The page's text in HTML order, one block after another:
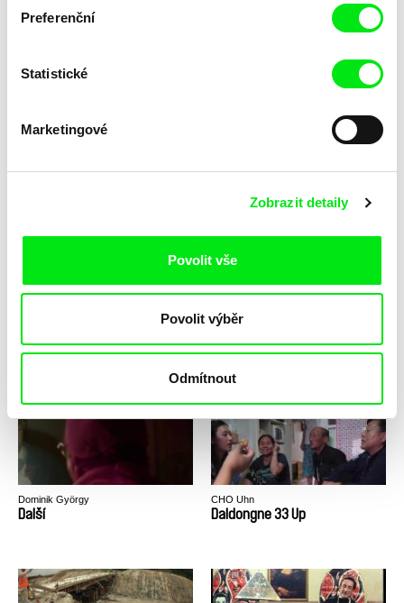
Preferenční
Statistické
Marketingové
Zobrazit detaily
Povolit vše
Povolit výběr
Odmítnout
Danielův svět
Dancing With Maria Dancing for You
Dance to the Spirits Damian's Room
Dominik György
Další
CHO Uhn
Daldongne 33 Up